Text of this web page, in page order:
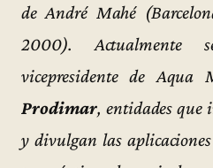
de André Mahé
2000). Actualmente
vicepresidente de Aqua
Prodimar, entidades que
y divulgan las